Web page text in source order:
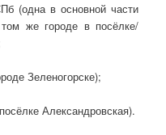
(одна в основной части
же городе в посёлке/
Зеленогорске);
Александровская).